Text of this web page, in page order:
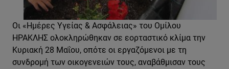
Οι «Ημέρες Υγείας & Ασφάλειας» του Ομίλου
ΗΡΑΚΛΗΣ ολοκληρώθηκαν σε εορταστικό κλίμα την
Κυριακή 28 Μαΐου, οπότε οι εργαζόμενοι με τη
συνδρομή των οικογενειών τους, αναβάθμισαν τους